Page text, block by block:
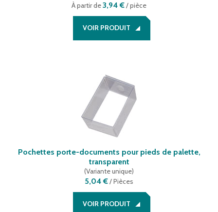
À partir de3,94 €/ pièce
VOIR PRODUIT
Pochettes porte-documents pour pieds de palette,
transparent
(Variante unique)
5,04 €/Pièces
VOIR PRODUIT